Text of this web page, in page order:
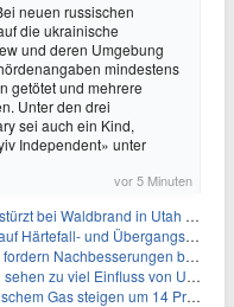
neuen russischen
die ukrainische
und deren Umgebung
mindestens
getötet und mehrere
Unter den drei
sei auch ein Kind,
Independent» unter
vor 5 Minuten
bei Waldbrand in Utah ab
und Übergangsregelungen
Nachbesserungen bei Frühstartrente
viel Einfluss von US-Tech-Konzernen
Gas steigen um 14 Prozent